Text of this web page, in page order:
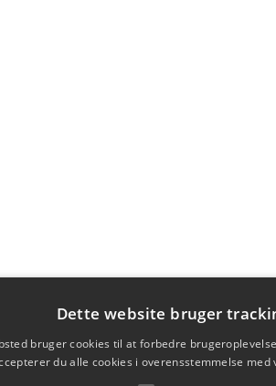
Dette website bruger
bruger cookies til at forbedre
du alle cookies i overensstemmelse med